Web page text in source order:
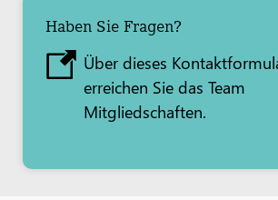
Haben Sie Fragen?
Über dieses
erreichen Sie das Team
Mitgliedschaften.